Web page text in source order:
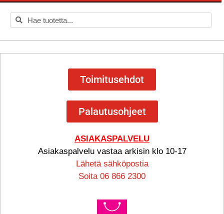
Toimitusehdot
Palautusohjeet
ASIAKASPALVELU
Asiakaspalvelu vastaa arkisin klo 10-17
Lähetä sähköpostia
Soita 06 866 2300